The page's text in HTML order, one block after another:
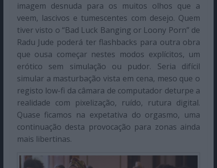
imagem desnuda para os muitos olhos que a
veem, lascivos e tumescentes com desejo. Quem
tiver visto o “Bad Luck Banging or Loony Porn” de
Radu Jude poderá ter flashbacks para outra obra
que ousa começar nestes modos explícitos, um
erótico sem simulação ou pudor. Seria difícil
simular a masturbação vista em cena, meso que o
registo low-fi da câmara de computador deturpe a
realidade com pixelização, ruído, rutura digital.
Quase ficamos na expetativa do orgasmo, uma
continuação desta provocação para zonas ainda
mais libertinas.